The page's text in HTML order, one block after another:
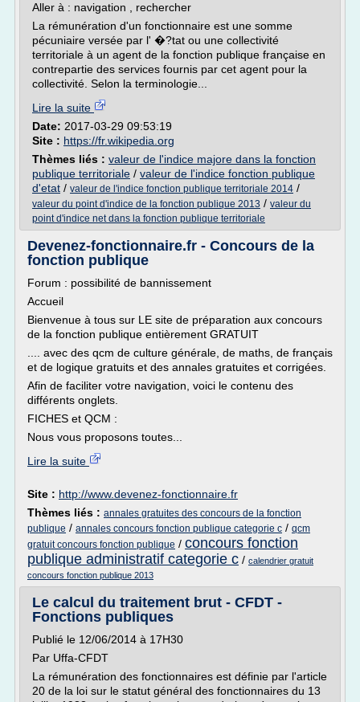
Aller à : navigation , rechercher
La rémunération d'un fonctionnaire est une somme
pécuniaire versée par l' �?tat ou une collectivité
territoriale à un agent de la fonction publique française en
contrepartie des services fournis par cet agent pour la
collectivité. Selon la terminologie...
Lire la suite
Date: 2017-03-29 09:53:19
Site : https://fr.wikipedia.org
Thèmes liés : valeur de l'indice majore dans la fonction
publique territoriale / valeur de l'indice fonction publique
d'etat / valeur de l'indice fonction publique territoriale 2014 /
valeur du point d'indice de la fonction publique 2013 / valeur du
point d'indice net dans la fonction publique territoriale
Devenez-fonctionnaire.fr - Concours de la
fonction publique
Forum : possibilité de bannissement
Accueil
Bienvenue à tous sur LE site de préparation aux concours
de la fonction publique entièrement GRATUIT
.... avec des qcm de culture générale, de maths, de français
et de logique gratuits et des annales gratuites et corrigées.
Afin de faciliter votre navigation, voici le contenu des
différents onglets.
FICHES et QCM :
Nous vous proposons toutes...
Lire la suite
Site : http://www.devenez-fonctionnaire.fr
Thèmes liés : annales gratuites des concours de la fonction
publique / annales concours fonction publique categorie c / qcm
gratuit concours fonction publique / concours fonction
publique administratif categorie c / calendrier gratuit
concours fonction publique 2013
Le calcul du traitement brut - CFDT -
Fonctions publiques
Publié le 12/06/2014 à 17H30
Par Uffa-CFDT
La rémunération des fonctionnaires est définie par l'article
20 de la loi sur le statut général des fonctionnaires du 13